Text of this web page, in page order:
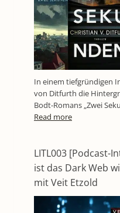
In einem tiefgründigen
von Ditfurth die
Bodt-Romans „Zwei
Read more
LITL003 [Podcast-
ist das Dark Web
mit Veit Etzold